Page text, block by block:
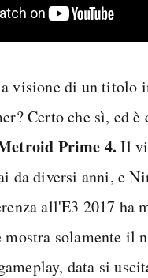
visione di un titolo
Certo che sì, ed è
Prime 4. Il
da diversi anni, e
all'E3 2017 ha
mostra solamente il
data si